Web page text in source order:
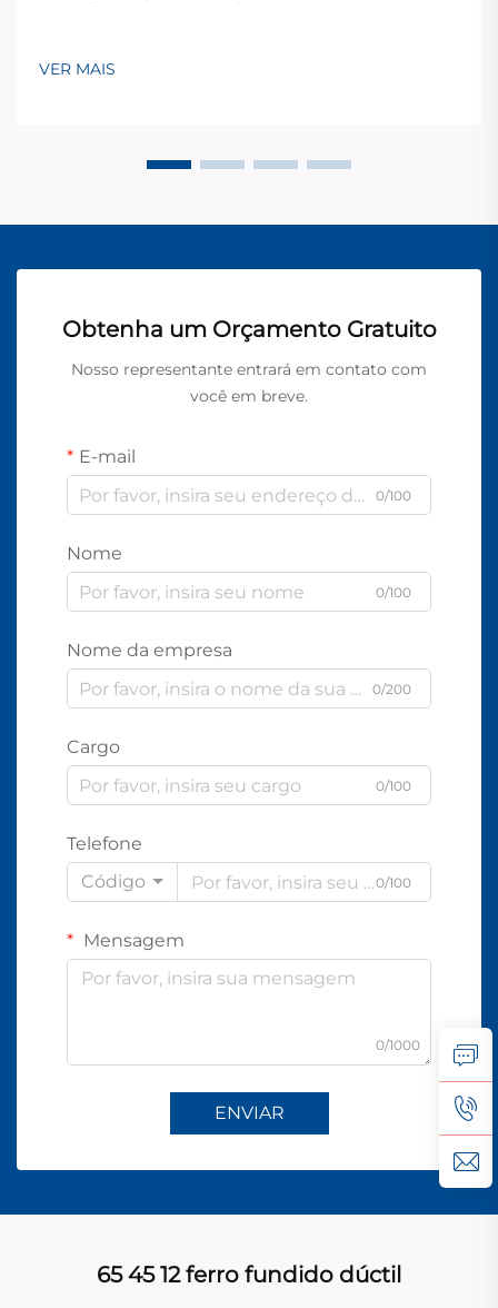
VER MAIS
Obtenha um Orçamento Gratuito
Nosso representante entrará em contato com
você em breve.
E-mail
0/100
Nome
0/100
Nome da empresa
0/200
Cargo
0/100
Telefone
Código
0/100
Mensagem
0/1000
ENVIAR
65 45 12 ferro fundido dúctil